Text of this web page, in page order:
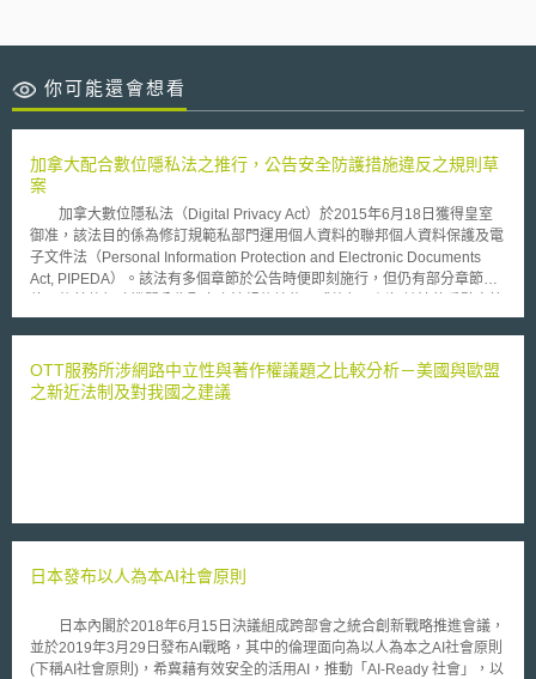
你可能還會想看
加拿大配合數位隱私法之推行，公告安全防護措施違反之規則草
案
加拿大數位隱私法（Digital Privacy Act）於2015年6月18日獲得皇室
御准，該法目的係為修訂規範私部門運用個人資料的聯邦個人資料保護及電
子文件法（Personal Information Protection and Electronic Documents
Act, PIPEDA）。該法有多個章節於公告時便即刻施行，但仍有部分章節需
之一：「安全防護措施之違反」（Breaches of Security Safeguards）。
and Economic Development Canada）於2017年9月2日公告安全防護措
施違反之規則草案（Breaches of Security Safeguards Regulations），以
專員亦能獲得有關資料外洩的確實且對等資訊，並可監督、確認私部門遵守
及通知本人時應提供的資訊，且不限制私部門額外提供其他資訊。遇有資料
萬美金罰鍰。
OTT服務所涉網路中立性與著作權議題之比較分析－美國與歐盟
之新近法制及對我國之建議
日本發布以人為本AI社會原則
日本內閣於2018年6月15日決議組成跨部會之統合創新戰略推進會議，
並於2019年3月29日發布AI戰略，其中的倫理面向為以人為本之AI社會原則
(下稱AI社會原則)，希冀藉有效安全的活用AI，推動「AI-Ready 社會」，以